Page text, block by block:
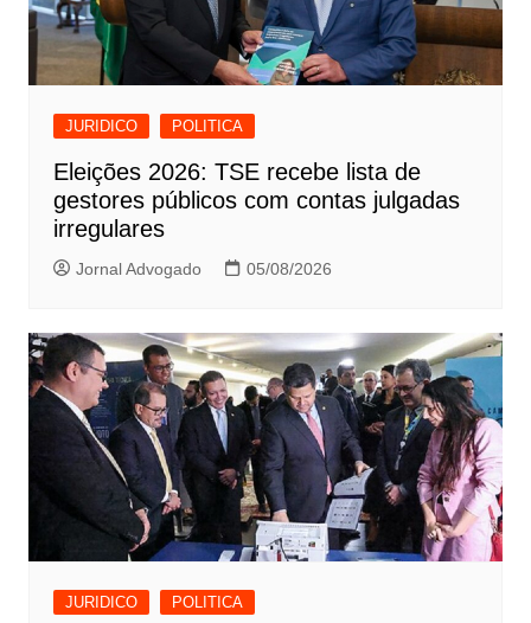
JURIDICO POLITICA
Eleições 2026: TSE recebe lista de
gestores públicos com contas julgadas
irregulares
Jornal Advogado 05/08/2026
JURIDICO POLITICA